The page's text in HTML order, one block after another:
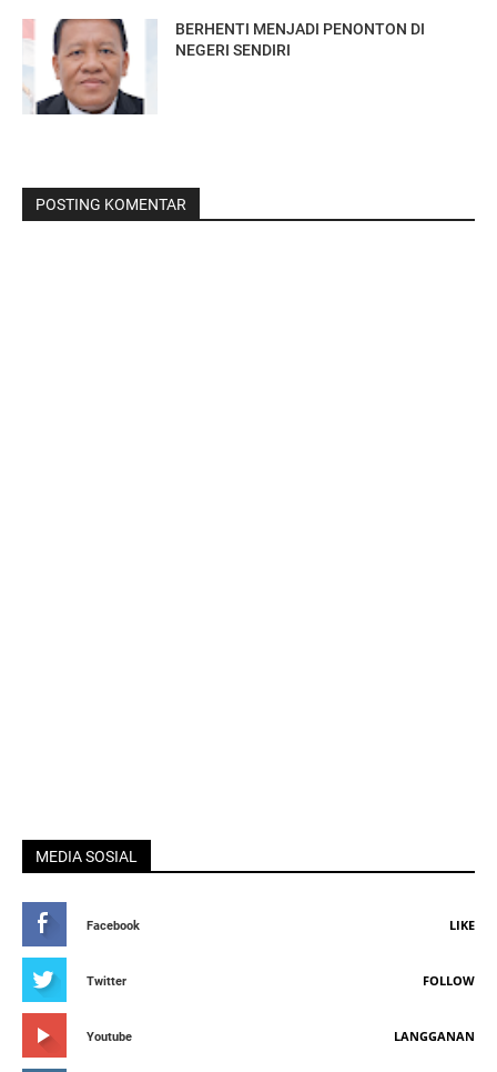
BERHENTI MENJADI PENONTON DI
NEGERI SENDIRI
POSTING KOMENTAR
MEDIA SOSIAL
Facebook LIKE
Twitter FOLLOW
Youtube LANGGANAN